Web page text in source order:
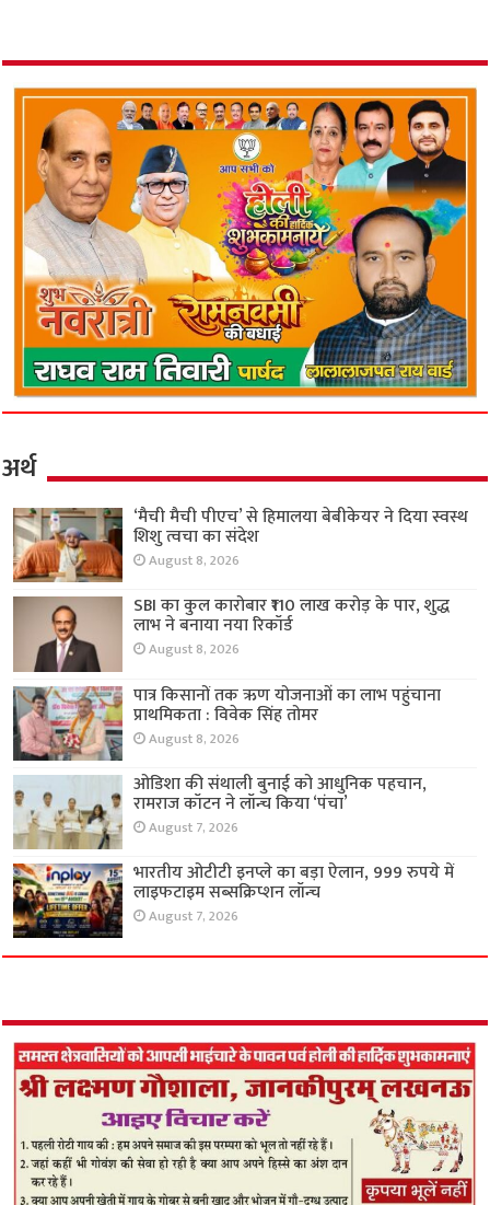
अर्थ
‘मैची मैची पीएच’ से हिमालया बेबीकेयर ने दिया स्वस्थ
शिशु त्वचा का संदेश
August 8, 2026
SBI का कुल कारोबार ₹110 लाख करोड़ के पार, शुद्ध
लाभ ने बनाया नया रिकॉर्ड
August 8, 2026
पात्र किसानों तक ऋण योजनाओं का लाभ पहुंचाना
प्राथमिकता : विवेक सिंह तोमर
August 8, 2026
ओडिशा की संथाली बुनाई को आधुनिक पहचान,
रामराज कॉटन ने लॉन्च किया ‘पंचा’
August 7, 2026
भारतीय ओटीटी इनप्ले का बड़ा ऐलान, 999 रुपये में
लाइफटाइम सब्सक्रिप्शन लॉन्च
August 7, 2026